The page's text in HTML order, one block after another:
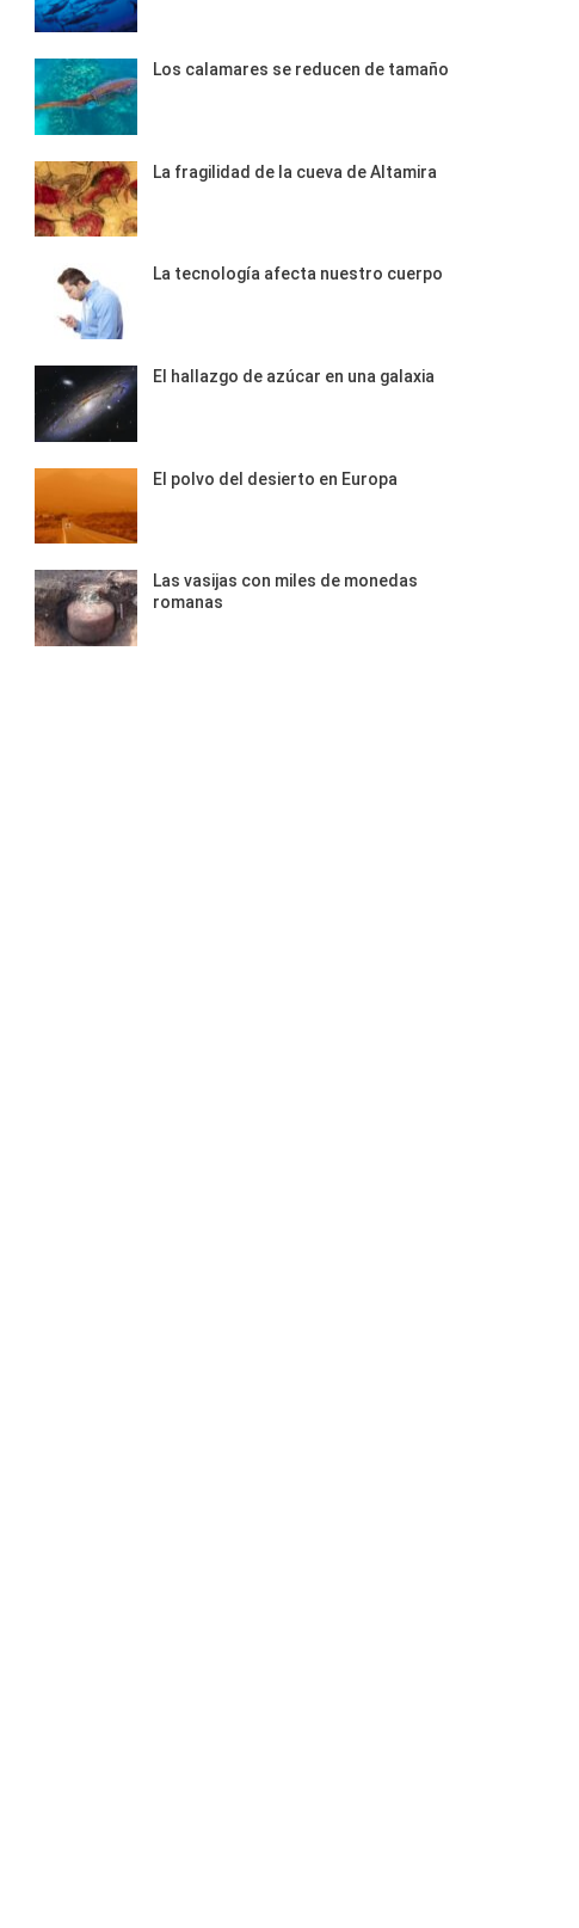
Los calamares se reducen de tamaño
La fragilidad de la cueva de Altamira
La tecnología afecta nuestro cuerpo
El hallazgo de azúcar en una galaxia
El polvo del desierto en Europa
Las vasijas con miles de monedas
romanas